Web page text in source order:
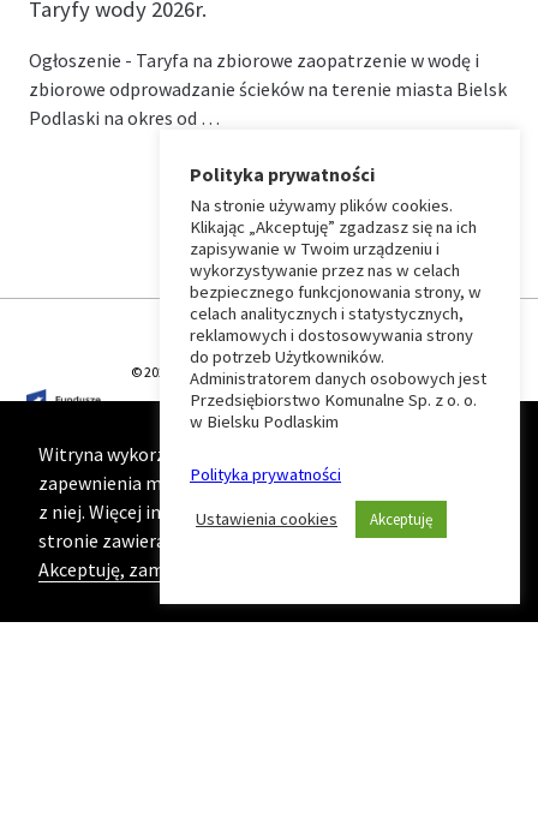
Taryfy wody 2026r.
Ogłoszenie - Taryfa na zbiorowe zaopatrzenie w wodę i
zbiorowe odprowadzanie ścieków na terenie miasta Bielsk
Podlaski na okres od …
⏶
Wróć
do
początku
strony
© 2026 T-Matic Grupa Computer Plus Sp. z o.o.
Witryna wykorzystuje ciasteczka (cookies) w celu
zapewnienia maksymalnej wygody podczas korzystania
z niej. Więcej informacji na ten temat znajduje się na
stronie zawierającej naszą
Politykę prywatności
Akceptuję, zamknij komunikat
Polityka prywatności
Na stronie używamy plików cookies.
Klikając „Akceptuję” zgadzasz się na ich
zapisywanie w Twoim urządzeniu i
wykorzystywanie przez nas w celach
bezpiecznego funkcjonowania strony, w
celach analitycznych i statystycznych,
reklamowych i dostosowywania strony
do potrzeb Użytkowników.
Administratorem danych osobowych jest
Przedsiębiorstwo Komunalne Sp. z o. o.
w Bielsku Podlaskim
Polityka prywatności
Ustawienia cookies Akceptuję